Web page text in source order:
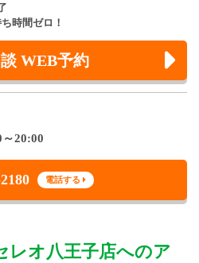
時間ゼロ！
WEB予約
20:00
電話する
レオ八王子店へのア